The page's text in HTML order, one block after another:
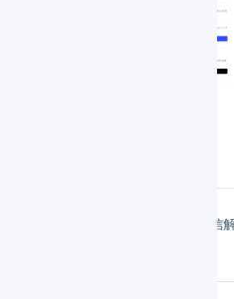
具体的な配信内容の情報や、配信